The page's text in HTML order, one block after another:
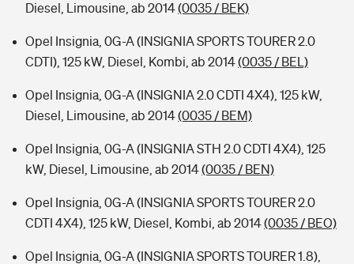
Diesel, Limousine, ab 2014(0035 / BEK)
Opel Insignia, 0G-A (INSIGNIA SPORTS TOURER 2.0
CDTI), 125 kW, Diesel, Kombi, ab 2014(0035 / BEL)
Opel Insignia, 0G-A (INSIGNIA 2.0 CDTI 4X4), 125 kW,
Diesel, Limousine, ab 2014(0035 / BEM)
Opel Insignia, 0G-A (INSIGNIA STH 2.0 CDTI 4X4), 125
kW, Diesel, Limousine, ab 2014(0035 / BEN)
Opel Insignia, 0G-A (INSIGNIA SPORTS TOURER 2.0
CDTI 4X4), 125 kW, Diesel, Kombi, ab 2014(0035 / BEO)
Opel Insignia, 0G-A (INSIGNIA SPORTS TOURER 1.8),